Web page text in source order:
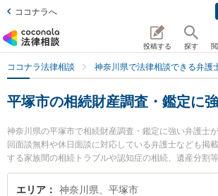
ココナラへ
投稿する 探す
ココナラ法律相談 神奈川県で法律相談できる弁護
平塚市の相続財産調査・鑑定に
神奈川県の平塚市で相続財産調査・鑑定に強い弁護士
回面談無料や休日面談に対応している弁護士なども掲
する家族間の相続トラブルや認知症の相続、遺産分割
込み検索もでき便利です。特に稲垣総合法律事務所の
ィール情報や弁護士費用、強みなどが注目されていま
エリア 神奈川県、平塚市